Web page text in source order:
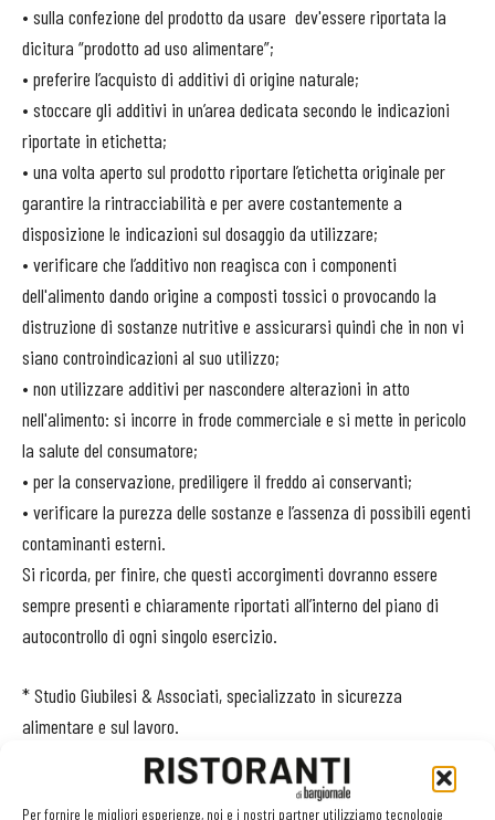
Per fornire le migliori esperienze, noi e i nostri partner utilizziamo tecnologie
• sulla confezione del prodotto da usare dev'essere riportata la
dicitura “prodotto ad uso alimentare”;
• preferire l’acquisto di additivi di origine naturale;
• stoccare gli additivi in un’area dedicata secondo le indicazioni
riportate in etichetta;
• una volta aperto sul prodotto riportare l’etichetta originale per
garantire la rintracciabilità e per avere costantemente a
disposizione le indicazioni sul dosaggio da utilizzare;
• verificare che l’additivo non reagisca con i componenti
dell'alimento dando origine a composti tossici o provocando la
distruzione di sostanze nutritive e assicurarsi quindi che in non vi
siano controindicazioni al suo utilizzo;
• non utilizzare additivi per nascondere alterazioni in atto
nell'alimento: si incorre in frode commerciale e si mette in pericolo
la salute del consumatore;
• per la conservazione, prediligere il freddo ai conservanti;
• verificare la purezza delle sostanze e l’assenza di possibili egenti
contaminanti esterni.
Si ricorda, per finire, che questi accorgimenti dovranno essere
sempre presenti e chiaramente riportati all’interno del piano di
autocontrollo di ogni singolo esercizio.
* Studio Giubilesi & Associati, specializzato in sicurezza
alimentare e sul lavoro.